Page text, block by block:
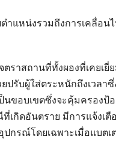
แหน่งรวมถึงการเคลื่อน
ราสถานที่ทั้งผองที่เคยเ
รับผู้ใส่ตระหนักถึงเวลา
นขอบเขตซึ่งจะคุ้มครองป้
กิดอันตราย มีการแจ้งเตื
กรณ์โดยเฉพาะเมื่อแบตเ